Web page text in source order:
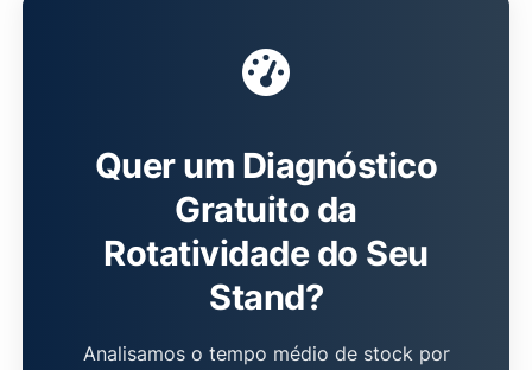
Quer um Diagnóstico
Gratuito da
Rotatividade do Seu
Stand?
Analisamos o tempo médio de stock por